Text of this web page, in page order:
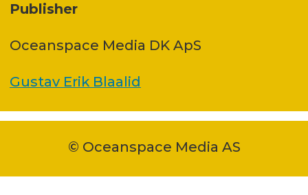
Publisher
Oceanspace Media DK ApS
Gustav Erik Blaalid
© Oceanspace Media AS